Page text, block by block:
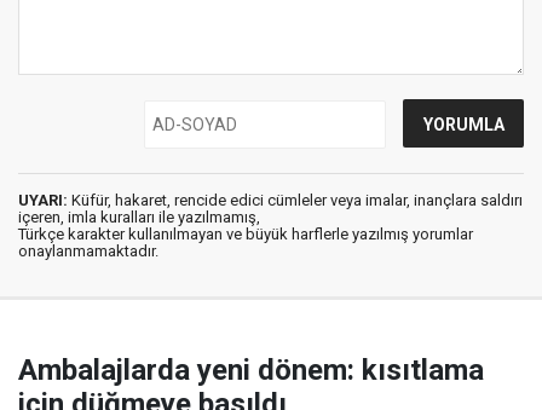
UYARI: Küfür, hakaret, rencide edici cümleler veya imalar, inançlara saldırı
içeren, imla kuralları ile yazılmamış,
Türkçe karakter kullanılmayan ve büyük harflerle yazılmış yorumlar
onaylanmamaktadır.
Ambalajlarda yeni dönem: kısıtlama